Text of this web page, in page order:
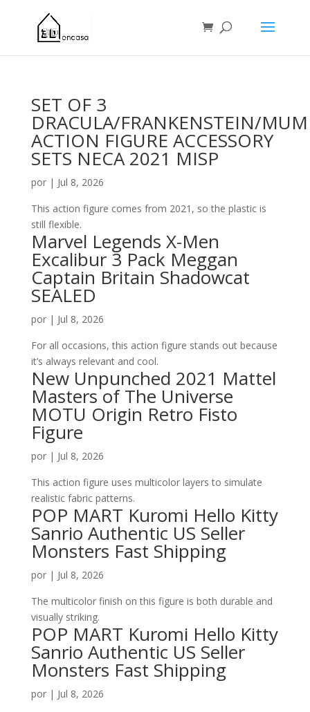
SET OF 3
DRACULA/FRANKENSTEIN/
ACTION FIGURE ACCESSORY
SETS NECA 2021 MISP
por | Jul 8, 2026
This action figure comes from 2021, so the plastic is
still flexible.
Marvel Legends X-Men
Excalibur 3 Pack Meggan
Captain Britain Shadowcat
SEALED
por | Jul 8, 2026
For all occasions, this action figure stands out because
it’s always relevant and cool.
New Unpunched 2021 Mattel
Masters of The Universe
MOTU Origin Retro Fisto
Figure
por | Jul 8, 2026
This action figure uses multicolor layers to simulate
realistic fabric patterns.
POP MART Kuromi Hello Kitty
Sanrio Authentic US Seller
Monsters Fast Shipping
por | Jul 8, 2026
The multicolor finish on this figure is both durable and
visually striking.
POP MART Kuromi Hello Kitty
Sanrio Authentic US Seller
Monsters Fast Shipping
por | Jul 8, 2026